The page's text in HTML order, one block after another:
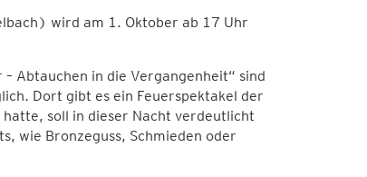
wird am 1. Oktober ab 17 Uhr
Abtauchen in die Vergangenheit“ sind
Dort gibt es ein Feuerspektakel der
soll in dieser Nacht verdeutlicht
wie Bronzeguss, Schmieden oder